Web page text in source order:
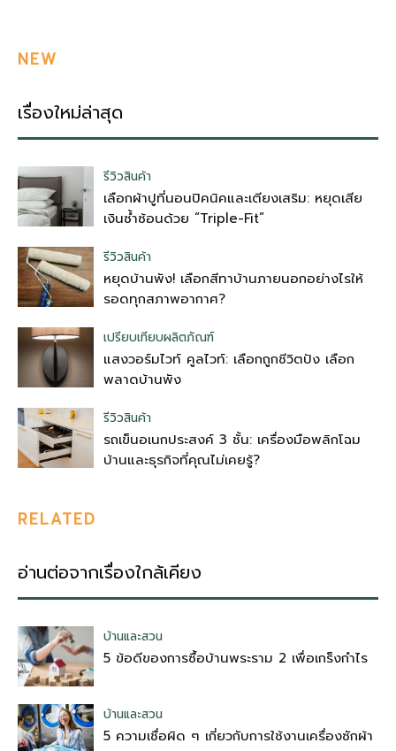
NEW
เรื่องใหม่ล่าสุด
รีวิวสินค้า
เลือกผ้าปูที่นอนปิคนิคและเตียงเสริม: หยุดเสีย
เงินซ้ำซ้อนด้วย “Triple-Fit”
รีวิวสินค้า
หยุดบ้านพัง! เลือกสีทาบ้านภายนอกอย่างไรให้
รอดทุกสภาพอากาศ?
เปรียบเทียบผลิตภัณฑ์
แสงวอร์มไวท์ คูลไวท์: เลือกถูกชีวิตปัง เลือก
พลาดบ้านพัง
รีวิวสินค้า
รถเข็นอเนกประสงค์ 3 ชั้น: เครื่องมือพลิกโฉม
บ้านและธุรกิจที่คุณไม่เคยรู้?
RELATED
อ่านต่อจากเรื่องใกล้เคียง
บ้านและสวน
5 ข้อดีของการซื้อบ้านพระราม 2 เพื่อเกร็งกำไร
บ้านและสวน
5 ความเชื่อผิด ๆ เกี่ยวกับการใช้งานเครื่องซักผ้า